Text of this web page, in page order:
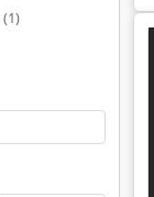
(1)